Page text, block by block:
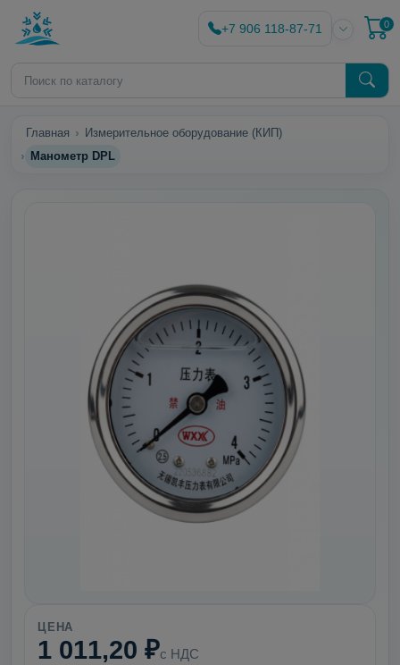
+7 906 118-87-71 0
Главная
Измерительное оборудование (КИП)
Манометр DPL
ЦЕНА
1 011,20 ₽с НДС